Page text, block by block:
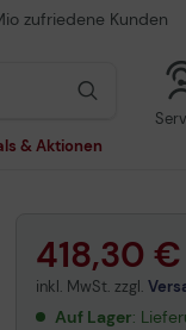
zufriedene Kunden
& Aktionen
418,30 €
inkl. MwSt. zzgl.
Auf Lager: